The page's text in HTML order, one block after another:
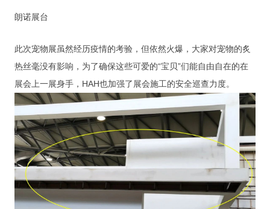
朗诺展台
此次宠物展虽然经历疫情的考验，但依然火爆，大家对宠物的炙
热丝毫没有影响，为了确保这些可爱的“宝贝”们能自由自在的在
展会上一展身手，HAH也加强了展会施工的安全巡查力度。